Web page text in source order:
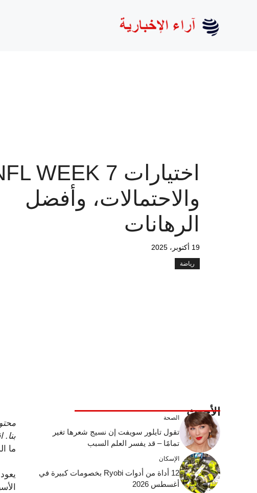
والاحتمالات، وأفضل
الرهانات
19 أكتوبر، 2025
رياضة
بنا.
ما
الأحدث الصحة
تقول تايلور سويفت إن نسيج شعرها تغير
تمامًا – قد يفسر العلم السبب
الإسكان
12 أداة من أدوات Ryobi بخصومات كبيرة في
أغسطس 2026